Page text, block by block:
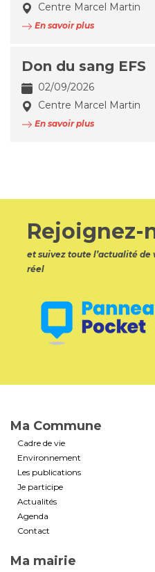
Centre Marcel Martin
En savoir plus
Don du sang EFS
02/09/2026
Centre Marcel Martin
En savoir plus
Rejoignez-
et suivez toute l’actualité
réel
Ma Commune
Cadre de vie
Environnement
Les publications
Je participe
Actualités
Agenda
Contact
Ma mairie